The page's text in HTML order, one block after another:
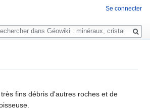
fins débris d'autres roches et de
Se connecter